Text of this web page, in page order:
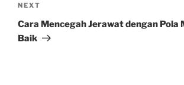
Next
Post
NEXT
Cara Mencegah Jerawat dengan Pola
Baik